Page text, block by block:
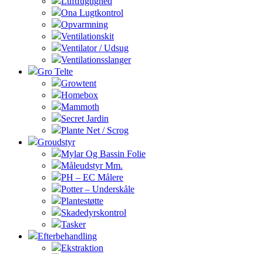
Ona Lugtkontrol
Opvarmning
Ventilationskit
Ventilator / Udsug
Ventilationsslanger
Gro Telte
Growtent
Homebox
Mammoth
Secret Jardin
Plante Net / Scrog
Groudstyr
Mylar Og Bassin Folie
Måleudstyr Mm.
PH – EC Målere
Potter – Underskåle
Plantestøtte
Skadedyrskontrol
Tasker
Efterbehandling
Ekstraktion